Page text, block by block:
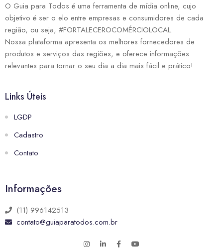
O Guia para Todos é uma ferramenta de mídia online, cujo
objetivo é ser o elo entre empresas e consumidores de cada
região, ou seja, #FORTALECEROCOMÉRCIOLOCAL.
Nossa plataforma apresenta os melhores fornecedores de
produtos e serviços das regiões, e oferece informações
relevantes para tornar o seu dia a dia mais fácil e prático!
Links Úteis
LGDP
Cadastro
Contato
Informações
(11) 996142513
contato@guiaparatodos.com.br